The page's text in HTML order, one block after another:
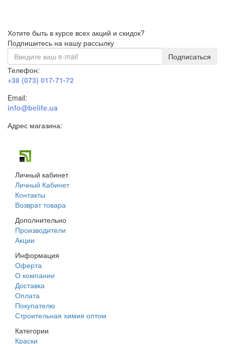
Хотите быть в курсе всех акций и скидок?
Подпишитесь на нашу рассылку
Подписаться
Телефон:
+38 (073) 017-71-72
Email:
info@belife.ua
Адрес магазина:
Личный кабинет
Личный Кабинет
Контакты
Возврат товара
Дополнительно
Производители
Акции
Информация
Оферта
О компании
Доставка
Оплата
Покупателю
Строительная химия оптом
Категории
Краски